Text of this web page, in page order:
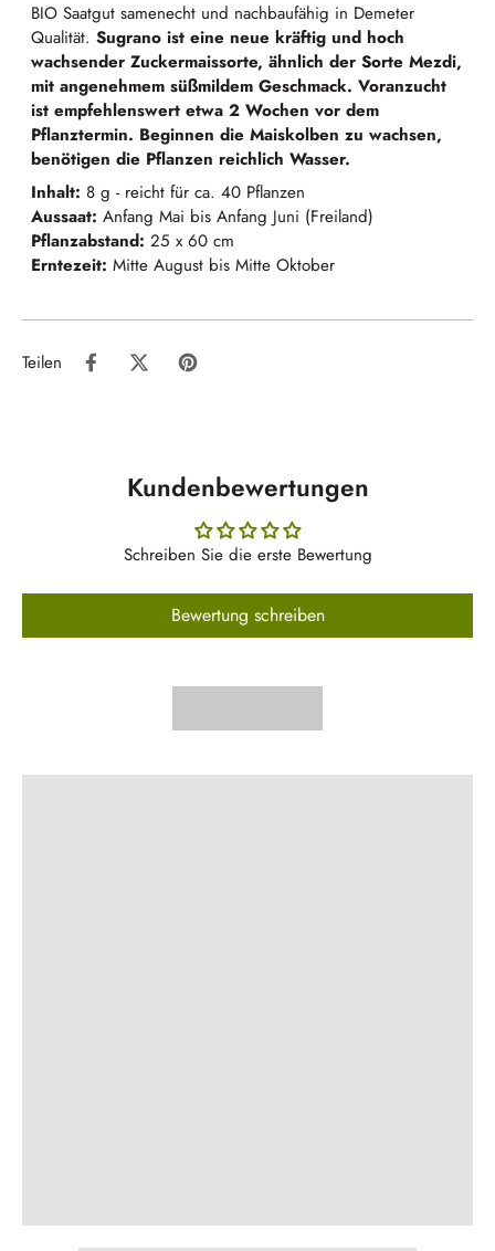
BIO Saatgut samenecht und nachbaufähig in Demeter
Qualität. Sugrano ist eine neue kräftig und hoch
wachsender Zuckermaissorte, ähnlich der Sorte Mezdi,
mit angenehmem süßmildem Geschmack. Voranzucht
ist empfehlenswert etwa 2 Wochen vor dem
Pflanztermin. Beginnen die Maiskolben zu wachsen,
benötigen die Pflanzen reichlich Wasser.
Inhalt: 8 g - reicht für ca. 40 Pflanzen
Aussaat: Anfang Mai bis Anfang Juni (Freiland)
Pflanzabstand: 25 x 60 cm
Erntezeit: Mitte August bis Mitte Oktober
Teilen
Kundenbewertungen
Schreiben Sie die erste Bewertung
Bewertung schreiben